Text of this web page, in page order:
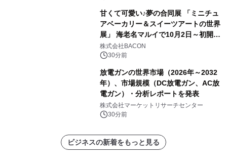
甘くて可愛い♪夢の合同展 「ミニチュ
アベーカリー＆スイーツアートの世界
展」 海老名マルイで10月2日～初開
催！
株式会社BACON
30分前
放電ガンの世界市場（2026年～2032
年）、市場規模（DC放電ガン、AC放
電ガン）・分析レポートを発表
株式会社マーケットリサーチセンター
30分前
ビジネスの新着をもっと見る